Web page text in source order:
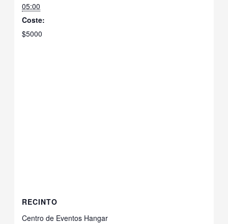
05:00
Coste:
$5000
RECINTO
Centro de Eventos Hangar